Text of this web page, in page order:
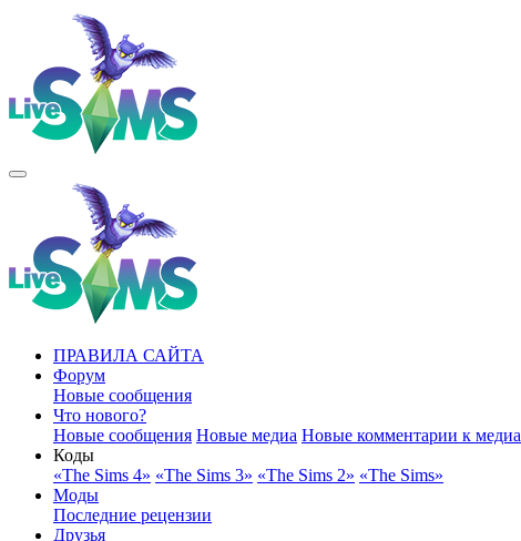
ПРАВИЛА САЙТА
Форум
Новые сообщения
Что нового?
Новые сообщения Новые медиа Новые комментарии к медиа
Коды
«The Sims 4» «The Sims 3» «The Sims 2» «The Sims»
Моды
Последние рецензии
Друзья